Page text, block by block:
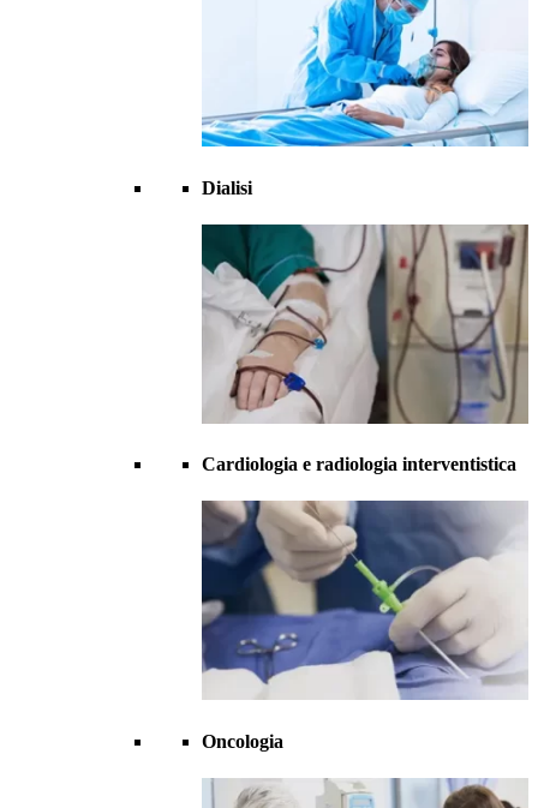
Dialisi
Cardiologia e radiologia interventistica
Oncologia